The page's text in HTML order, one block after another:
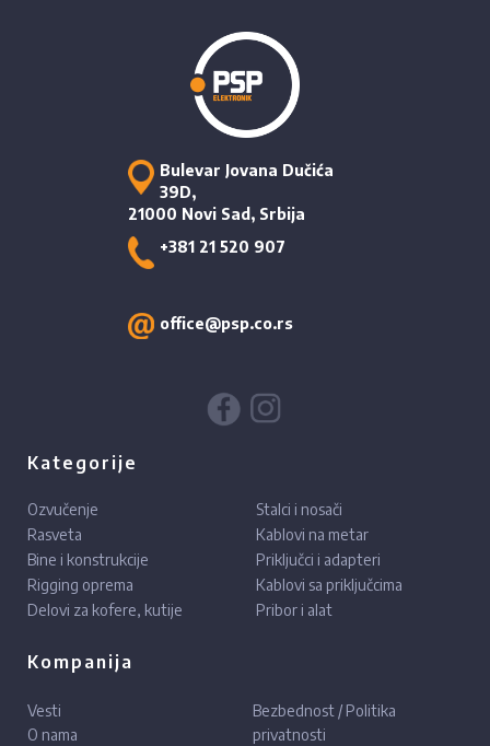
Bulevar Jovana Dučića
39D,
21000 Novi Sad, Srbija
+381 21 520 907
office@psp.co.rs
Kategorije
Ozvučenje
Rasveta
Bine i konstrukcije
Rigging oprema
Delovi za kofere, kutije
Stalci i nosači
Kablovi na metar
Priključci i adapteri
Kablovi sa priključcima
Pribor i alat
Kompanija
Vesti
O nama
Bezbednost / Politika
privatnosti